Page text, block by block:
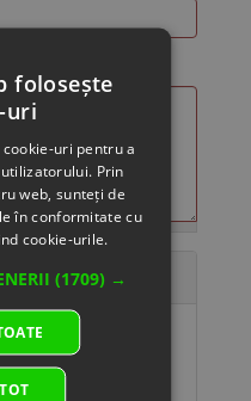
or not you are a
spam
folosește
uri
uri pentru a
Prin
web, sunteți de
în conformitate cu
cookie-urile.
(1709) →